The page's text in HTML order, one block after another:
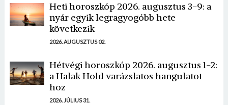
Heti horoszkóp 2026. augusztus 3-9: a
nyár egyik legragyogóbb hete
következik
2026. AUGUSZTUS 02.
Hétvégi horoszkóp 2026. augusztus 1-2:
a Halak Hold varázslatos hangulatot
hoz
2026. JÚLIUS 31.